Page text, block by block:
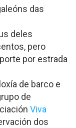
das
deles
pero
por estrada
de barco e
de
Viva
dos